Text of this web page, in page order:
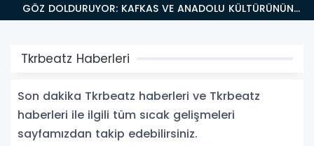
GÖZ DOLDURUYOR: KAFKAS VE ANADOLU KÜLTÜRÜNÜN
BULUŞMA NOKTASI
Tkrbeatz Haberleri
Son dakika Tkrbeatz haberleri ve Tkrbeatz
haberleri ile ilgili tüm sıcak gelişmeleri
sayfamızdan takip edebilirsiniz.